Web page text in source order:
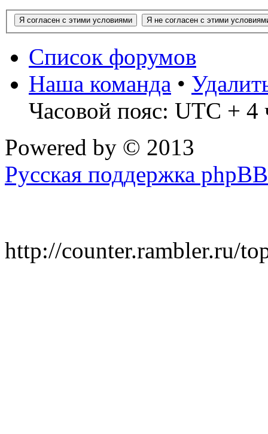
Список форумов
Наша команда •
Часовой пояс: UTC + 4
Powered by © 2013
Русская поддержка phpBB
http://counter.rambler.ru/